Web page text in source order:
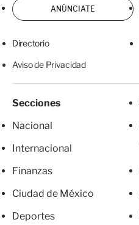
ANÚNCIATE
Directorio
Aviso de Privacidad
Secciones
Nacional
Internacional
Finanzas
Ciudad de México
Deportes